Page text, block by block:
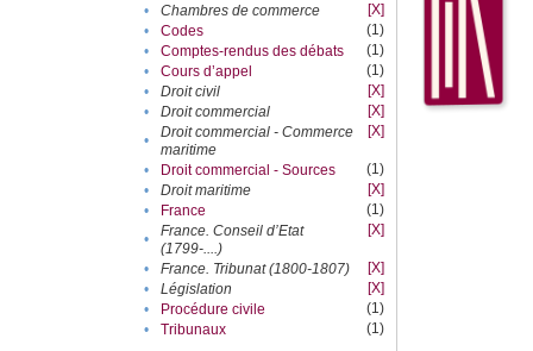
•
Chambres de commerce
[X]
•
Codes
(1)
•
Comptes-rendus des débats
(1)
•
Cours d’appel
(1)
•
Droit civil
[X]
•
Droit commercial
[X]
•
Droit commercial - Commerce
maritime
[X]
• Droit commercial - Sources
(1)
•
Droit maritime
[X]
•
France
(1)
•
France. Conseil d’Etat
(1799-....)
[X]
• France. Tribunat (1800-1807)
[X]
•
Législation
[X]
•
Procédure civile
(1)
•
Tribunaux
(1)